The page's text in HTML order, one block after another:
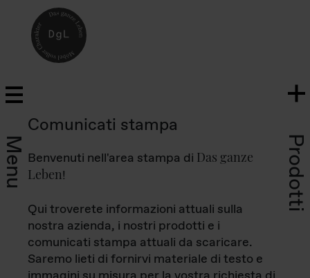
Menu Prodotti
Comunicati stampa
Benvenuti nell'area stampa di Das ganze
Leben!
Qui troverete informazioni attuali sulla
nostra azienda, i nostri prodotti e i
comunicati stampa attuali da scaricare.
Saremo lieti di fornirvi materiale di testo e